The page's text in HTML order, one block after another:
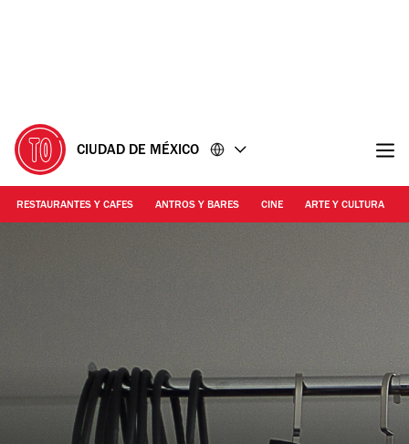
CIUDAD DE MÉXICO
RESTAURANTES Y CAFES ANTROS Y BARES CINE ARTE Y CULTURA